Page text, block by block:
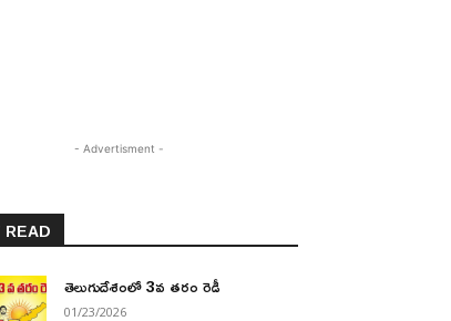
- Advertisment -
తెలుగుదేశంలో 3వ తరం రెడీ
01/23/2026